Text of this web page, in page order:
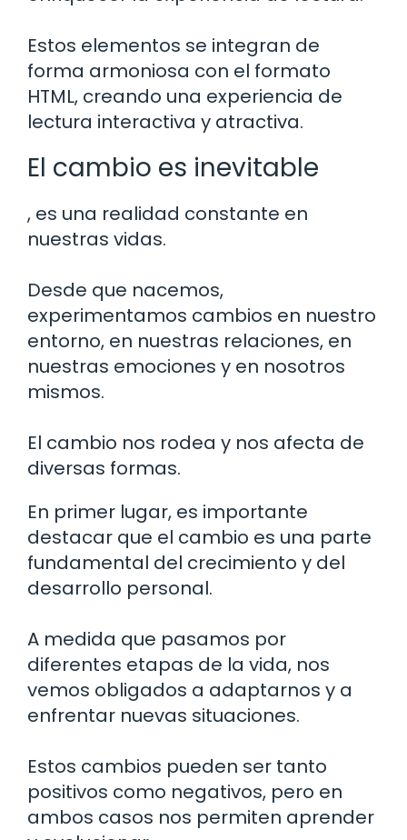
Estos elementos se integran de
forma armoniosa con el formato
HTML, creando una experiencia de
lectura interactiva y atractiva.
El cambio es inevitable
, es una realidad constante en
nuestras vidas.
Desde que nacemos,
experimentamos cambios en nuestro
entorno, en nuestras relaciones, en
nuestras emociones y en nosotros
mismos.
El cambio nos rodea y nos afecta de
diversas formas.
En primer lugar, es importante
destacar que el cambio es una parte
fundamental del crecimiento y del
desarrollo personal.
A medida que pasamos por
diferentes etapas de la vida, nos
vemos obligados a adaptarnos y a
enfrentar nuevas situaciones.
Estos cambios pueden ser tanto
positivos como negativos, pero en
ambos casos nos permiten aprender